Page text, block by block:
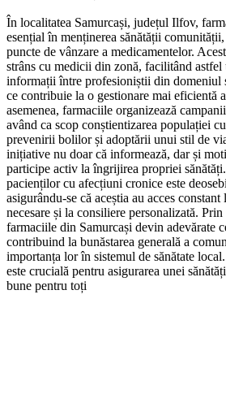
În localitatea Samurcași, județul Ilfov,
esențial în menținerea sănătății
puncte de vânzare a medicamentelor.
strâns cu medicii din zonă, facilitând
informații între profesioniștii din domeniul
ce contribuie la o gestionare mai eficientă
asemenea, farmaciile organizează
având ca scop conștientizarea populației
prevenirii bolilor și adoptării unui stil de
inițiative nu doar că informează, dar și
participe activ la îngrijirea propriei
pacienților cu afecțiuni cronice este
asigurându-se că aceștia au acces
necesare și la consiliere personalizată.
farmaciile din Samurcași devin adevărate
contribuind la bunăstarea generală a
importanța lor în sistemul de sănătate
este crucială pentru asigurarea unei
bune pentru toți